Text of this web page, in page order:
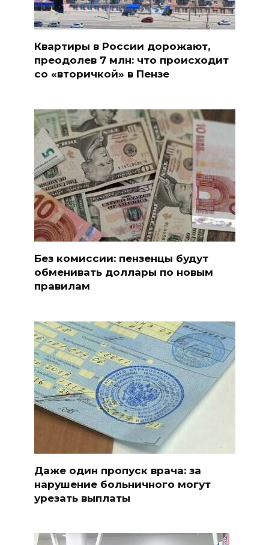
Квартиры в России дорожают,
преодолев 7 млн: что происходит
со «вторичкой» в Пензе
Без комиссии: пензенцы будут
обменивать доллары по новым
правилам
Даже один пропуск врача: за
нарушение больничного могут
урезать выплаты